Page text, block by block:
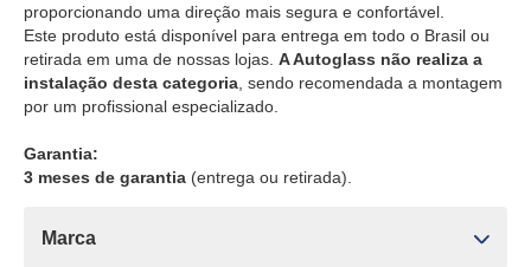
proporcionando uma direção mais segura e confortável.
Este produto está disponível para entrega em todo o Brasil ou
retirada em uma de nossas lojas. A Autoglass não realiza a
instalação desta categoria , sendo recomendada a montagem
por um profissional especializado.
Garantia:
3 meses de garantia (entrega ou retirada).
Marca